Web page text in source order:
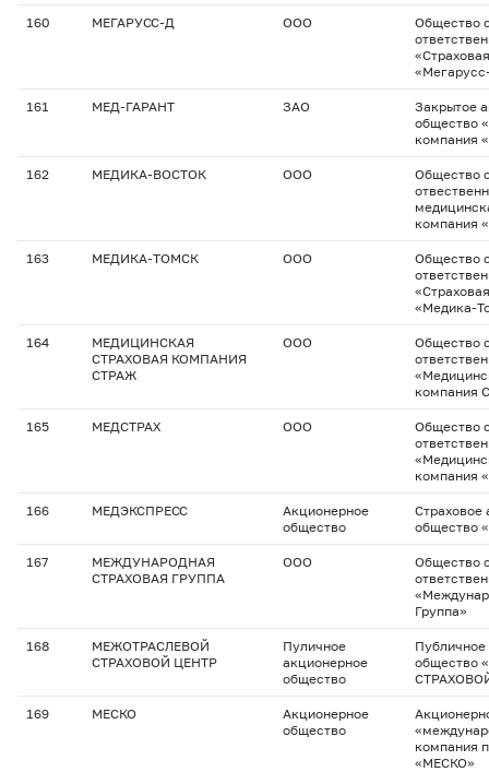
160 МЕГАРУСС-Д ООО
Общество
161 МЕД-ГАРАНТ ЗАО
Закрытое
общество
компания
162 МЕДИКА-ВОСТОК ООО
Общество
компания
163 МЕДИКА-ТОМСК ООО
Общество
«Медика-
164
МЕДИЦИНСКАЯ
СТРАХОВАЯ КОМПАНИЯ
СТРАЖ
ООО
Общество
компания
165 МЕДСТРАХ ООО
Общество
компания
166 МЕДЭКСПРЕСС
Акционерное
общество
Страховое
общество
167
МЕЖДУНАРОДНАЯ
СТРАХОВАЯ ГРУППА
ООО
Общество
Группа»
168
МЕЖОТРАСЛЕВОЙ
СТРАХОВОЙ ЦЕНТР
Пуличное
акционерное
общество
общество
169 МЕСКО
Акционерное
общество
компания
«МЕСКО»